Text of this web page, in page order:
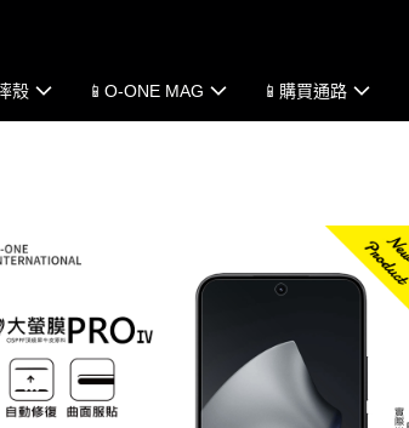
殼 📱O-ONE MAG 📱購買通路